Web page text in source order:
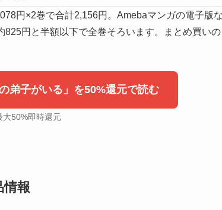
円×2巻で合計2,156円。Amebaマンガの電子版
円と半額以下で全巻そろいます。まとめ買いの
弟子がいる」を50%還元で読む
50%即時還元
情報